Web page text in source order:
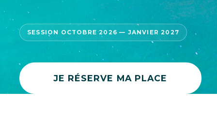
SESSION OCTOBRE 2026 — JANVIER 2027
JE RÉSERVE MA PLACE